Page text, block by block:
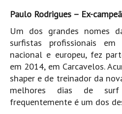
Vídeos
Nacional
Internacional
Exclusivos
Fotogaleria
Nacional
Paulo Rodrigues – Ex-
Um dos grandes nomes
surfistas profissionais em
nacional e europeu, fez
em 2014, em Carcavelos.
shaper e de treinador da
melhores dias de
frequentemente é um dos